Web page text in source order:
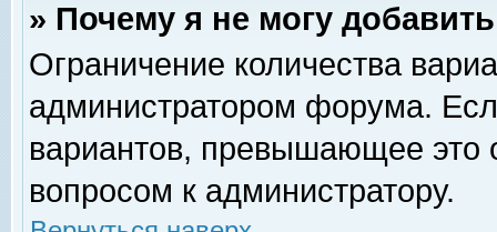
» Почему я не могу
Ограничение количества
администратором форума.
вариантов, превышающее это
вопросом к администратору.